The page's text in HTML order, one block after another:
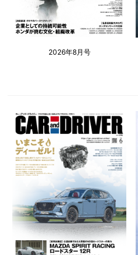
2026年8月号